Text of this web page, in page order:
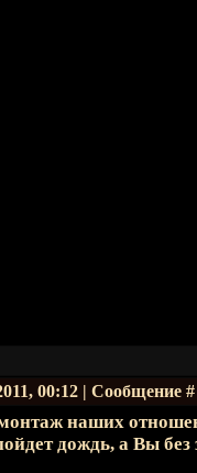
00:12 | Сообщение #
наших
дождь, а Вы без